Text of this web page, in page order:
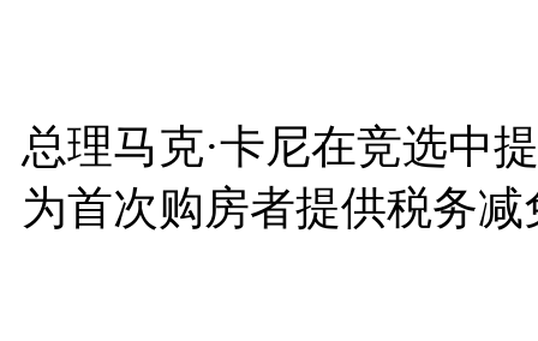
总理马克·卡尼在竞选中
为首次购房者提供税务减